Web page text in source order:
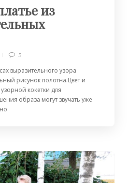
из
5
выразительного узора
рисунок полотна.Цвет и
кокетки для
образа могут звучать уже